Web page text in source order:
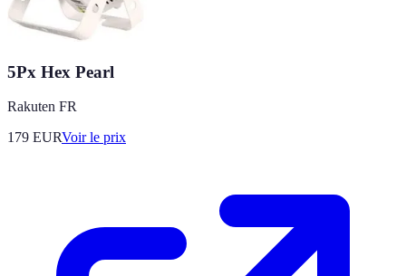
5Px Hex Pearl
Rakuten FR
179 EURVoir le prix